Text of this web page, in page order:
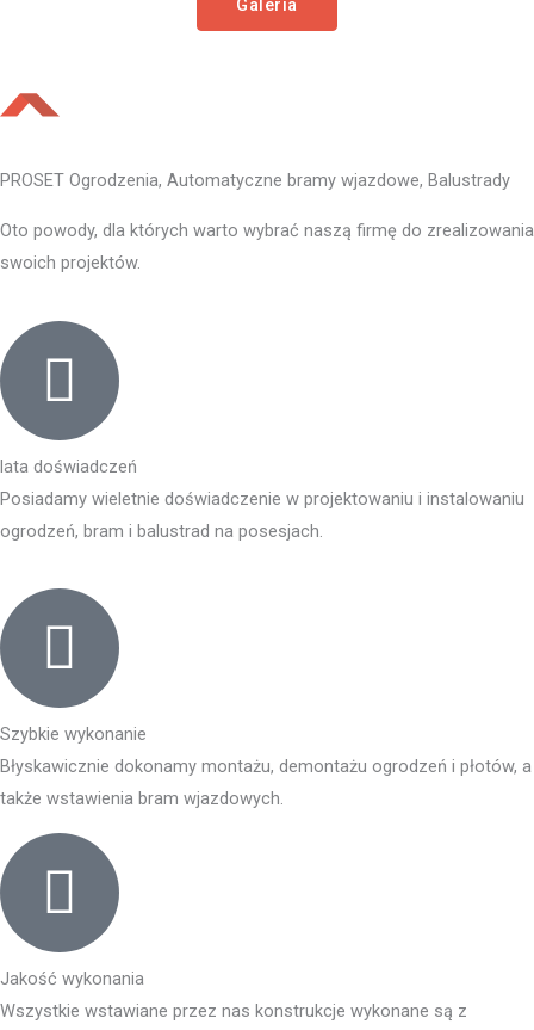
Galeria
PROSET Ogrodzenia, Automatyczne bramy wjazdowe, Balustrady
Oto powody, dla których warto wybrać naszą firmę do zrealizowania
swoich projektów.
lata doświadczeń
Posiadamy wieletnie doświadczenie w projektowaniu i instalowaniu
ogrodzeń, bram i balustrad na posesjach.
Szybkie wykonanie
Błyskawicznie dokonamy montażu, demontażu ogrodzeń i płotów, a
także wstawienia bram wjazdowych.
Jakość wykonania
Wszystkie wstawiane przez nas konstrukcje wykonane są z